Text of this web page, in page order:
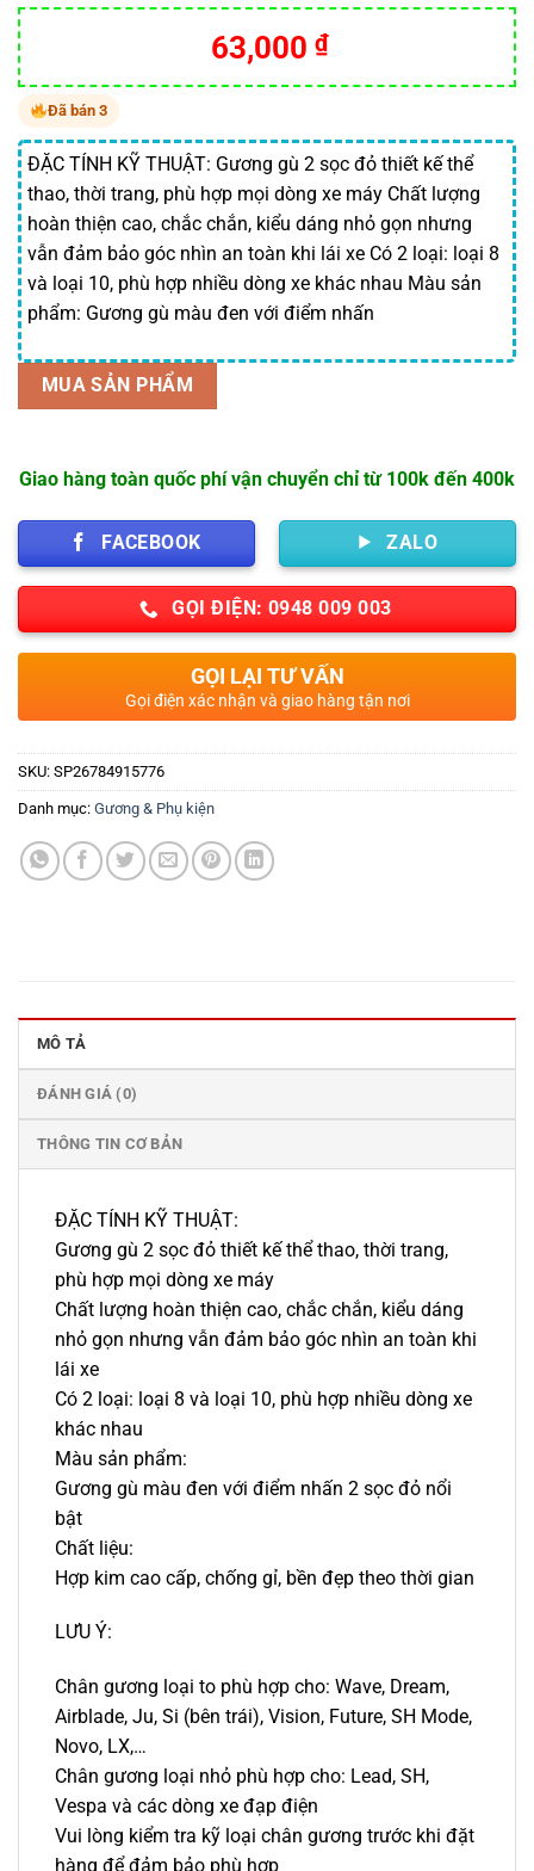
Giá
gốc
70,000 ₫.
63,000 ₫Giá
hiện
là:
63,000 ₫.
Đã bán 3
ĐẶC TÍNH KỸ THUẬT: Gương gù 2 sọc đỏ thiết kế thể
thao, thời trang, phù hợp mọi dòng xe máy Chất lượng
hoàn thiện cao, chắc chắn, kiểu dáng nhỏ gọn nhưng
vẫn đảm bảo góc nhìn an toàn khi lái xe Có 2 loại: loại 8
và loại 10, phù hợp nhiều dòng xe khác nhau Màu sản
phẩm: Gương gù màu đen với điểm nhấn
MUA SẢN PHẨM
Giao hàng toàn quốc phí vận chuyển chỉ từ 100k đến 400k
FACEBOOK ZALO
GỌI ĐIỆN: 0948 009 003
GỌI LẠI TƯ VẤN
Gọi điện xác nhận và giao hàng tận nơi
SKU: SP26784915776
Danh mục: Gương & Phụ kiện
MÔ TẢ
ĐÁNH GIÁ (0)
THÔNG TIN CƠ BẢN
ĐẶC TÍNH KỸ THUẬT:
Gương gù 2 sọc đỏ thiết kế thể thao, thời trang,
phù hợp mọi dòng xe máy
Chất lượng hoàn thiện cao, chắc chắn, kiểu dáng
nhỏ gọn nhưng vẫn đảm bảo góc nhìn an toàn khi
lái xe
Có 2 loại: loại 8 và loại 10, phù hợp nhiều dòng xe
khác nhau
Màu sản phẩm:
Gương gù màu đen với điểm nhấn 2 sọc đỏ nổi
bật
Chất liệu:
Hợp kim cao cấp, chống gỉ, bền đẹp theo thời gian
LƯU Ý:
Chân gương loại to phù hợp cho: Wave, Dream,
Airblade, Ju, Si (bên trái), Vision, Future, SH Mode,
Novo, LX,…
Chân gương loại nhỏ phù hợp cho: Lead, SH,
Vespa và các dòng xe đạp điện
Vui lòng kiểm tra kỹ loại chân gương trước khi đặt
hàng để đảm bảo phù hợp